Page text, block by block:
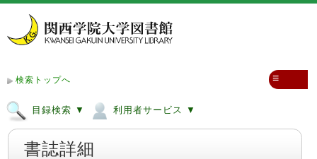
検索トップへ
目録検索 ▼ 利用者サービス ▼
≡
書誌詳細